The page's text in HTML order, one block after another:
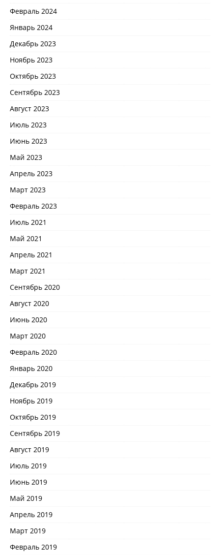
Февраль 2024
Январь 2024
Декабрь 2023
Ноябрь 2023
Октябрь 2023
Сентябрь 2023
Август 2023
Июль 2023
Июнь 2023
Май 2023
Апрель 2023
Март 2023
Февраль 2023
Июль 2021
Май 2021
Апрель 2021
Март 2021
Сентябрь 2020
Август 2020
Июнь 2020
Март 2020
Февраль 2020
Январь 2020
Декабрь 2019
Ноябрь 2019
Октябрь 2019
Сентябрь 2019
Август 2019
Июль 2019
Июнь 2019
Май 2019
Апрель 2019
Март 2019
Февраль 2019